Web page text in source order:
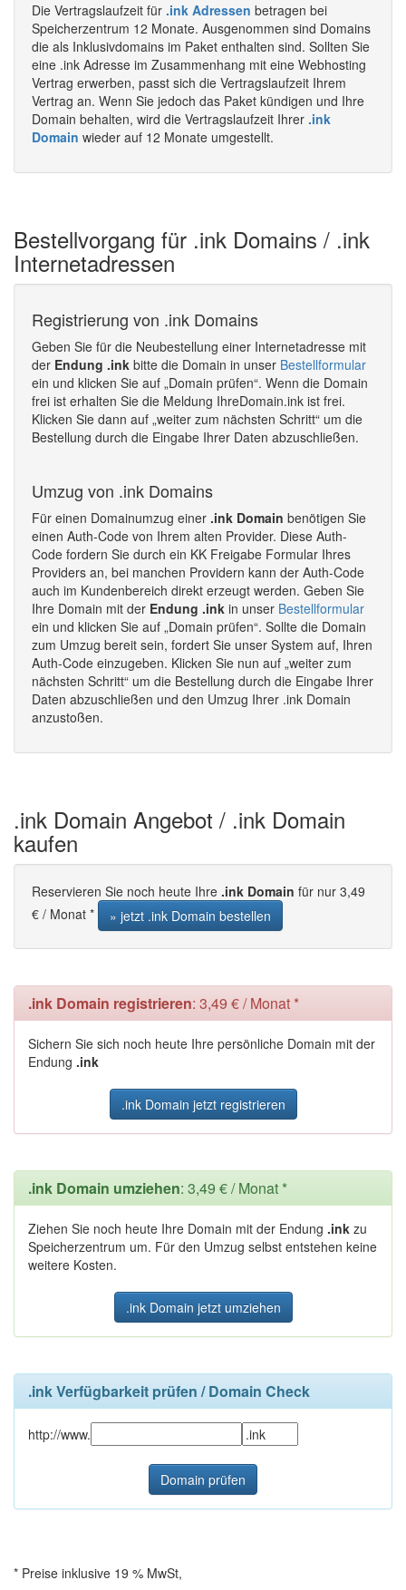
Die Vertragslaufzeit für .ink Adressen betragen bei
Speicherzentrum 12 Monate. Ausgenommen sind Domains
die als Inklusivdomains im Paket enthalten sind. Sollten Sie
eine .ink Adresse im Zusammenhang mit eine Webhosting
Vertrag erwerben, passt sich die Vertragslaufzeit Ihrem
Vertrag an. Wenn Sie jedoch das Paket kündigen und Ihre
Domain behalten, wird die Vertragslaufzeit Ihrer .ink
Domain wieder auf 12 Monate umgestellt.
Bestellvorgang für .ink Domains / .ink
Internetadressen
Registrierung von .ink Domains
Geben Sie für die Neubestellung einer Internetadresse mit
der Endung .ink bitte die Domain in unser Bestellformular
ein und klicken Sie auf „Domain prüfen“. Wenn die Domain
frei ist erhalten Sie die Meldung IhreDomain.ink ist frei.
Klicken Sie dann auf „weiter zum nächsten Schritt“ um die
Bestellung durch die Eingabe Ihrer Daten abzuschließen.
Umzug von .ink Domains
Für einen Domainumzug einer .ink Domain benötigen Sie
einen Auth-Code von Ihrem alten Provider. Diese Auth-
Code fordern Sie durch ein KK Freigabe Formular Ihres
Providers an, bei manchen Providern kann der Auth-Code
auch im Kundenbereich direkt erzeugt werden. Geben Sie
Ihre Domain mit der Endung .ink in unser Bestellformular
ein und klicken Sie auf „Domain prüfen“. Sollte die Domain
zum Umzug bereit sein, fordert Sie unser System auf, Ihren
Auth-Code einzugeben. Klicken Sie nun auf „weiter zum
nächsten Schritt“ um die Bestellung durch die Eingabe Ihrer
Daten abzuschließen und den Umzug Ihrer .ink Domain
anzustoßen.
.ink Domain Angebot / .ink Domain
kaufen
Reservieren Sie noch heute Ihre .ink Domain für nur 3,49
€ / Monat *
» jetzt .ink Domain bestellen
.ink Domain registrieren: 3,49 € / Monat *
Sichern Sie sich noch heute Ihre persönliche Domain mit der
Endung .ink
.ink Domain jetzt registrieren
.ink Domain umziehen: 3,49 € / Monat *
Ziehen Sie noch heute Ihre Domain mit der Endung .ink zu
Speicherzentrum um. Für den Umzug selbst entstehen keine
weitere Kosten.
.ink Domain jetzt umziehen
.ink Verfügbarkeit prüfen / Domain Check
http://www.
* Preise inklusive 19 % MwSt,